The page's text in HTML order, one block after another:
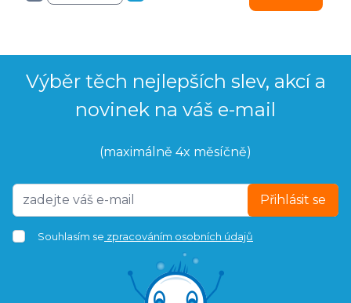
Výběr těch nejlepších slev, akcí a
novinek na váš e-mail
(maximálně 4x měsíčně)
Přihlásit se
Souhlasím se zpracováním osobních údajů